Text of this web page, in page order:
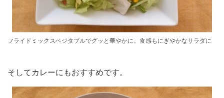
フライドミックスベジタブルでグッと華やかに。食感もにぎやかなサラダに
そしてカレーにもおすすめです。